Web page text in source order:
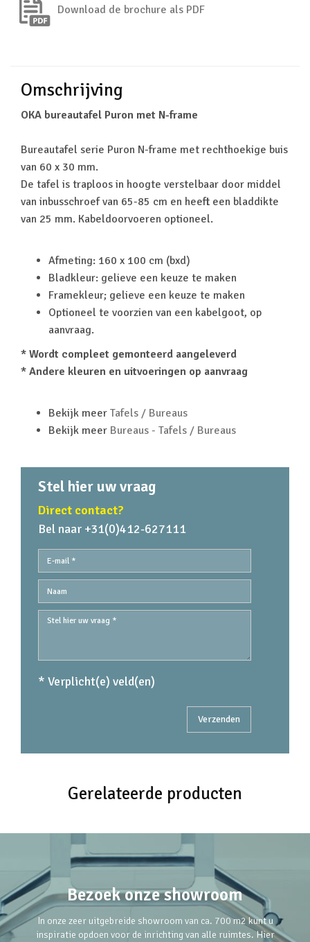
Download de brochure als PDF
Omschrijving
OKA bureautafel Puron met N-frame
Bureautafel serie Puron N-frame met rechthoekige buis
van 60 x 30 mm.
De tafel is traploos in hoogte verstelbaar door middel
van inbusschroef van 65-85 cm en heeft een bladdikte
van 25 mm. Kabeldoorvoeren optioneel.
Afmeting: 160 x 100 cm (bxd)
Bladkleur: gelieve een keuze te maken
Framekleur; gelieve een keuze te maken
Optioneel te voorzien van een kabelgoot, op
aanvraag.
* Wordt compleet gemonteerd aangeleverd
* Andere kleuren en uitvoeringen op aanvraag
Bekijk meer Tafels / Bureaus
Bekijk meer Bureaus - Tafels / Bureaus
Stel hier uw vraag
Direct contact?
Bel naar +31(0)412-627111
* Verplicht(e) veld(en)
Gerelateerde producten
Bezoek onze showroom
In onze zeer uitgebreide showroom van ca. 700 m2 kunt u
inspiratie opdoen voor de inrichting van alle ruimtes. Hier